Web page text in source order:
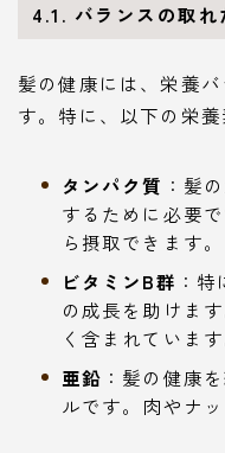
4.1. バランスの取れ
髪の健康には、栄養
す。特に、以下の栄
タンパク質 ：髪
するために必要
ら摂取できます。
ビタミンB群 ：
の成長を助けま
く含まれています
亜鉛 ：髪の健康
ルです。肉やナ